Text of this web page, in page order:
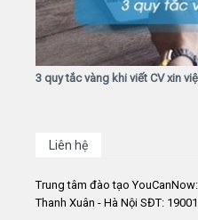
3 quy tắc vàng khi viết CV xin
Liên hệ
Trung tâm đào tạo
Thanh Xuân - Hà Nội SĐT: